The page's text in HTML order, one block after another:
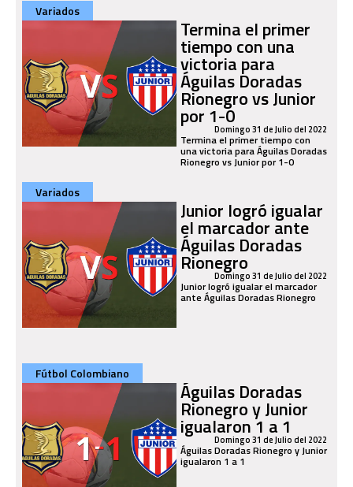
Variados
Termina el primer
tiempo con una
victoria para
Águilas Doradas
Rionegro vs Junior
por 1-0Domingo 31 de Julio del 2022
Termina el primer tiempo con
una victoria para Águilas Doradas
Rionegro vs Junior por 1-0
Variados
Junior logró igualar
el marcador ante
Águilas Doradas
RionegroDomingo 31 de Julio del 2022
Junior logró igualar el marcador
ante Águilas Doradas Rionegro
Fútbol Colombiano
Águilas Doradas
Rionegro y Junior
igualaron 1 a 1
Domingo 31 de Julio del 2022
Águilas Doradas Rionegro y Junior
igualaron 1 a 1